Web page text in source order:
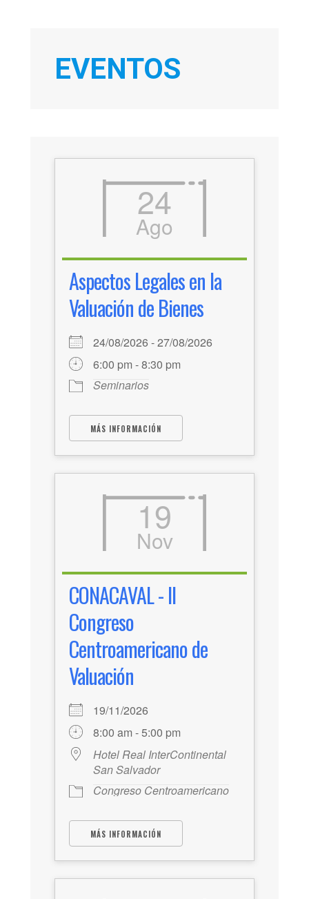
EVENTOS
24
Ago
Aspectos Legales en la
Valuación de Bienes
24/08/2026 - 27/08/2026
6:00 pm - 8:30 pm
Seminarios
MÁS INFORMACIÓN
19
Nov
CONACAVAL - II
Congreso
Centroamericano de
Valuación
19/11/2026
8:00 am - 5:00 pm
Hotel Real InterContinental
San Salvador
Congreso Centroamericano
MÁS INFORMACIÓN